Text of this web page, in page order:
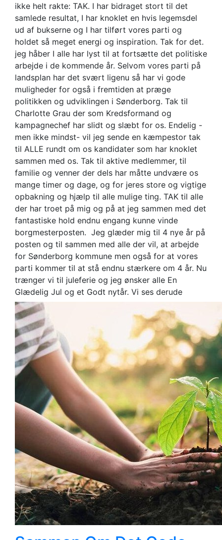
ikke helt rakte: TAK. I har bidraget stort til det
samlede resultat, I har knoklet en hvis legemsdel
ud af bukserne og I har tilført vores parti og
holdet så meget energi og inspiration. Tak for det.
jeg håber I alle har lyst til at fortsætte det politiske
arbejde i de kommende år. Selvom vores parti på
landsplan har det svært ligenu så har vi gode
muligheder for også i fremtiden at præge
politikken og udviklingen i Sønderborg. Tak til
Charlotte Grau der som Kredsformand og
kampagnechef har slidt og slæbt for os. Endelig -
men ikke mindst- vil jeg sende en kæmpestor tak
til ALLE rundt om os kandidater som har knoklet
sammen med os. Tak til aktive medlemmer, til
familie og venner der dels har måtte undvære os
mange timer og dage, og for jeres store og vigtige
opbakning og hjælp til alle mulige ting. TAK til alle
der har troet på mig og på at jeg sammen med det
fantastiske hold endnu engang kunne vinde
borgmesterposten. Jeg glæder mig til 4 nye år på
posten og til sammen med alle der vil, at arbejde
for Sønderborg kommune men også for at vores
parti kommer til at stå endnu stærkere om 4 år. Nu
trænger vi til juleferie og jeg ønsker alle En
Glædelig Jul og et Godt nytår. Vi ses derude